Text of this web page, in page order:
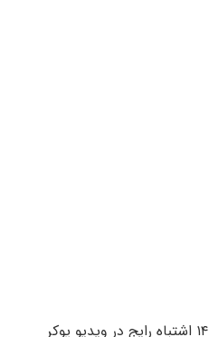
۱۴ اشتباه رایج در ویدیو پوکر